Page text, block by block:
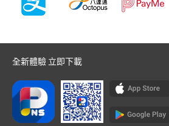
全新體驗 立即下載